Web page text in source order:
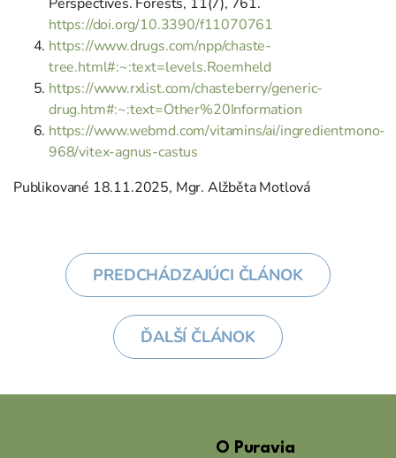
https://doi.org/10.3390/f11070761
https://www.drugs.com/npp/chaste-
tree.html#:~:text=levels.Roemheld
https://www.rxlist.com/chasteberry/generic-
drug.htm#:~:text=Other%20Information
https://www.webmd.com/vitamins/ai/ingredientmono-
968/vitex-agnus-castus
Publikované 18.11.2025, Mgr. Alžběta Motlová
PREDCHÁDZAJÚCI ČLÁNOK
ĎALŠÍ ČLÁNOK
O Puravia